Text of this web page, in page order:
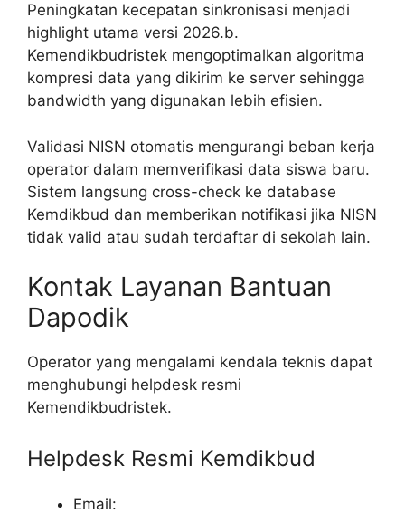
Peningkatan kecepatan sinkronisasi menjadi
highlight utama versi 2026.b.
Kemendikbudristek mengoptimalkan algoritma
kompresi data yang dikirim ke server sehingga
bandwidth yang digunakan lebih efisien.
Validasi NISN otomatis mengurangi beban kerja
operator dalam memverifikasi data siswa baru.
Sistem langsung cross-check ke database
Kemdikbud dan memberikan notifikasi jika NISN
tidak valid atau sudah terdaftar di sekolah lain.
Kontak Layanan Bantuan
Dapodik
Operator yang mengalami kendala teknis dapat
menghubungi helpdesk resmi
Kemendikbudristek.
Helpdesk Resmi Kemdikbud
Email: